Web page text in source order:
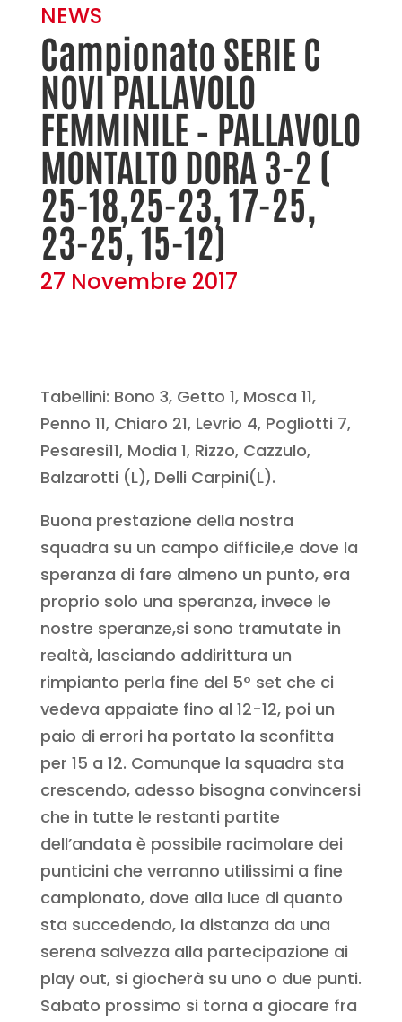
NEWS
Campionato SERIE C
NOVI PALLAVOLO
FEMMINILE – PALLAVOLO
MONTALTO DORA 3-2 (
25-18,25-23, 17-25,
23-25, 15-12)
27 Novembre 2017
Tabellini: Bono 3, Getto 1, Mosca 11,
Penno 11, Chiaro 21, Levrio 4, Pogliotti 7,
Pesaresi11, Modia 1, Rizzo, Cazzulo,
Balzarotti (L), Delli Carpini(L).
Buona prestazione della nostra
squadra su un campo difficile,e dove la
speranza di fare almeno un punto, era
proprio solo una speranza, invece le
nostre speranze,si sono tramutate in
realtà, lasciando addirittura un
rimpianto perla fine del 5° set che ci
vedeva appaiate fino al 12-12, poi un
paio di errori ha portato la sconfitta
per 15 a 12. Comunque la squadra sta
crescendo, adesso bisogna convincersi
che in tutte le restanti partite
dell’andata è possibile racimolare dei
punticini che verranno utilissimi a fine
campionato, dove alla luce di quanto
sta succedendo, la distanza da una
serena salvezza alla partecipazione ai
play out, si giocherà su uno o due punti.
Sabato prossimo si torna a giocare fra